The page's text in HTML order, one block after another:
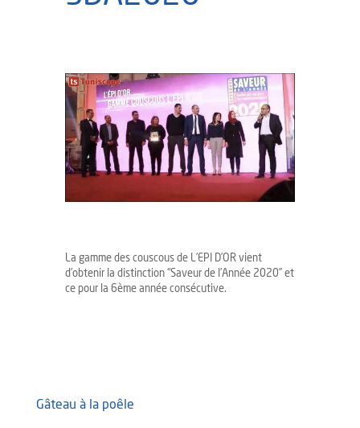
La gamme des couscous de L’EPI D’OR vient
d’obtenir la distinction “Saveur de l’Année 2020” et
ce pour la 6ème année consécutive.
Gâteau à la poêle